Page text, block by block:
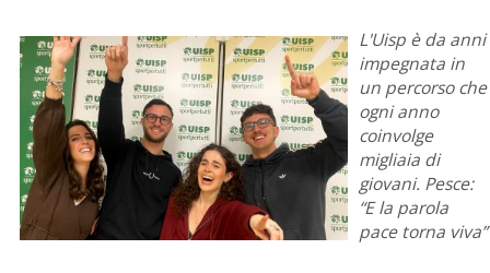
L'Uisp è da anni
impegnata in
un percorso che
ogni anno
coinvolge
migliaia di
giovani. Pesce:
“E la parola
pace torna viva”